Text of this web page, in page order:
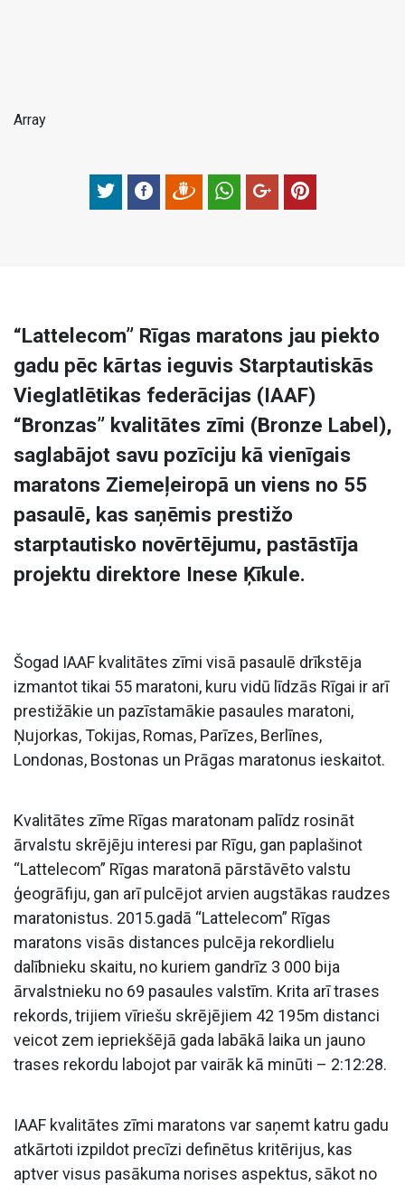
Array
“Lattelecom” Rīgas maratons jau piekto
gadu pēc kārtas ieguvis Starptautiskās
Vieglatlētikas federācijas (IAAF)
“Bronzas” kvalitātes zīmi (Bronze Label),
saglabājot savu pozīciju kā vienīgais
maratons Ziemeļeiropā un viens no 55
pasaulē, kas saņēmis prestižo
starptautisko novērtējumu, pastāstīja
projektu direktore Inese Ķīkule.
Šogad IAAF kvalitātes zīmi visā pasaulē drīkstēja
izmantot tikai 55 maratoni, kuru vidū līdzās Rīgai ir arī
prestižākie un pazīstamākie pasaules maratoni,
Ņujorkas, Tokijas, Romas, Parīzes, Berlīnes,
Londonas, Bostonas un Prāgas maratonus ieskaitot.
Kvalitātes zīme Rīgas maratonam palīdz rosināt
ārvalstu skrējēju interesi par Rīgu, gan paplašinot
“Lattelecom” Rīgas maratonā pārstāvēto valstu
ģeogrāfiju, gan arī pulcējot arvien augstākas raudzes
maratonistus. 2015.gadā “Lattelecom” Rīgas
maratons visās distances pulcēja rekordlielu
dalībnieku skaitu, no kuriem gandrīz 3 000 bija
ārvalstnieku no 69 pasaules valstīm. Krita arī trases
rekords, trijiem vīriešu skrējējiem 42 195m distanci
veicot zem iepriekšējā gada labākā laika un jauno
trases rekordu labojot par vairāk kā minūti – 2:12:28.
IAAF kvalitātes zīmi maratons var saņemt katru gadu
atkārtoti izpildot precīzi definētus kritērijus, kas
aptver visus pasākuma norises aspektus, sākot no